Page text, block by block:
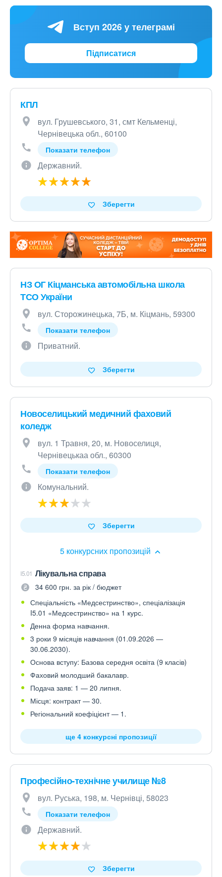
Вступ 2026 у телеграмі
Підписатися
КПЛ
вул. Грушевського, 31, смт Кельменці,
Чернівецька обл., 60100
Показати телефон
Державний.
Зберегти
НЗ ОГ Кіцманська автомобільна школа
ТСО України
вул. Сторожинецька, 7Б, м. Кіцмань, 59300
Показати телефон
Приватний.
Зберегти
Новоселицький медичний фаховий
коледж
вул. 1 Травня, 20, м. Новоселиця,
Чернівецькаа обл., 60300
Показати телефон
Комунальний.
5 конкурсних пропозицій
Зберегти
I5.01 Лікувальна справа
34 600 грн. за рік / бюджет
Спеціальність «Медсестринство», спеціалізація
I5.01 «Медсестринство» на 1 курс.
Денна форма навчання.
3 роки 9 місяців навчання (01.09.2026 —
30.06.2030).
Основа вступу: Базова середня освіта (9 класів)
Фаховий молодший бакалавр.
Подача заяв: 1 — 20 липня.
Місця: контракт — 30.
Регіональний коефіцієнт — 1.
ще 4 конкурсні пропозиції
Професійно-технічне училище №8
вул. Руська, 198, м. Чернівці, 58023
Показати телефон
Державний.
Зберегти